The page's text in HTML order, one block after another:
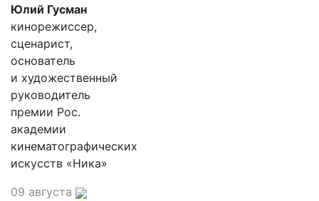
Юлий Гусман
кинорежиссер,
сценарист,
основатель
и художественный
руководитель
премии Рос.
академии
кинематографических
искусств «Ника»
09 августа